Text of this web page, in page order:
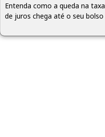
Entenda como a queda na taxa
de juros chega até o seu bolso